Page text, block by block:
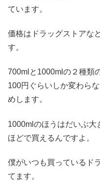
ています。
価格はドラッグストアな
す。
700mlと1000mlの２種類
100円ぐらいしか変わら
めします。
1000mlのほうはだいぶ大
ほどで買えるんですよ。
僕がいつも買っているド
てます。